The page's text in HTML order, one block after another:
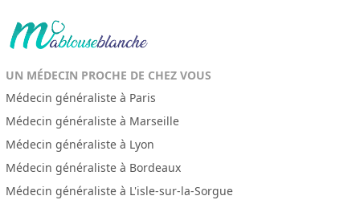
UN MÉDECIN PROCHE DE CHEZ VOUS
Médecin généraliste à Paris
Médecin généraliste à Marseille
Médecin généraliste à Lyon
Médecin généraliste à Bordeaux
Médecin généraliste à L'isle-sur-la-Sorgue